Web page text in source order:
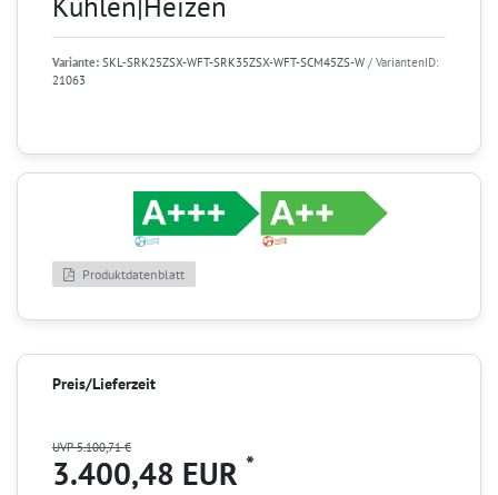
Variante: SKL-SRK25ZSX-WFT-SRK35ZSX-WFT-SCM45ZS-W / VariantenID:
21063
Produktdatenblatt
Preis/Lieferzeit
UVP 5.100,71 €
3.400,48 EUR *